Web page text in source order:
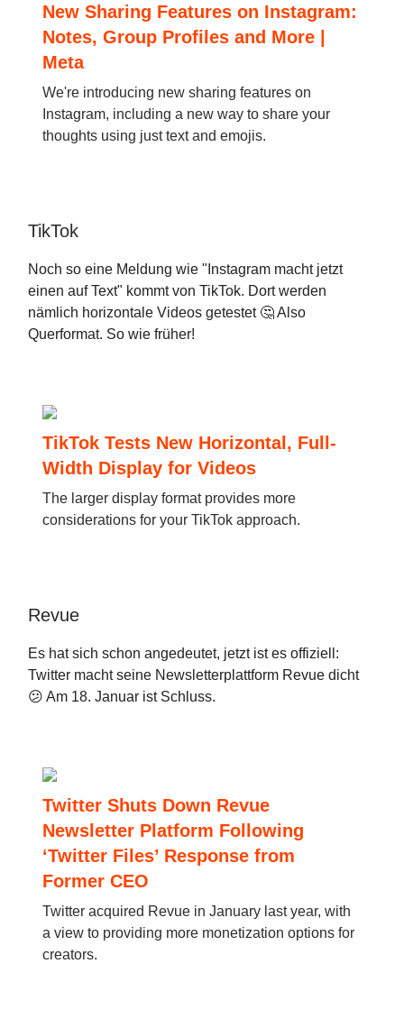
New Sharing Features on Instagram:
Notes, Group Profiles and More |
Meta
We're introducing new sharing features on
Instagram, including a new way to share your
thoughts using just text and emojis.
TikTok
Noch so eine Meldung wie "Instagram macht jetzt
einen auf Text" kommt von TikTok. Dort werden
nämlich horizontale Videos getestet 🤔 Also
Querformat. So wie früher!
TikTok Tests New Horizontal, Full-
Width Display for Videos
The larger display format provides more
considerations for your TikTok approach.
Revue
Es hat sich schon angedeutet, jetzt ist es offiziell:
Twitter macht seine Newsletterplattform Revue dicht
😕 Am 18. Januar ist Schluss.
Twitter Shuts Down Revue
Newsletter Platform Following
‘Twitter Files’ Response from
Former CEO
Twitter acquired Revue in January last year, with
a view to providing more monetization options for
creators.